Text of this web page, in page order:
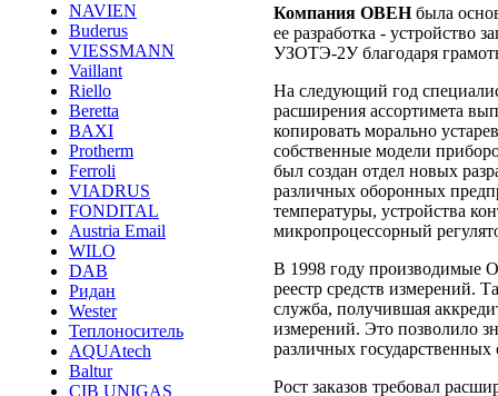
NAVIEN
Buderus
VIESSMANN
Vaillant
Riello
Beretta
BAXI
Protherm
Ferroli
VIADRUS
FONDITAL
Austria Email
WILO
DAB
Ридан
Wester
Теплоноситель
AQUAtech
Baltur
CIB UNIGAS
Компания ОВЕНбыла
ее разработка - устройство
УЗОТЭ-2У благодаря
На следующий год
расширения ассортимета
копировать морально
собственные модели
был создан отдел новых
различных оборонных
температуры, устройства
микропроцессорный
В 1998 году производимые
реестр средств измерений.
служба, получившая
измерений. Это позволило
различных государственных
Рост заказов требовал